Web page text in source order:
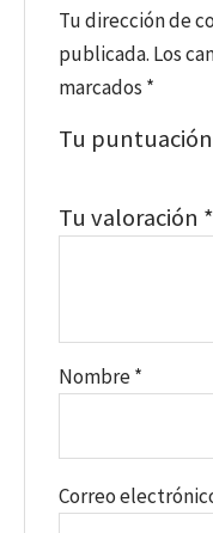
Tu dirección de
publicada. Los
marcados *
Tu puntuación
Tu valoración *
Nombre*
Correo